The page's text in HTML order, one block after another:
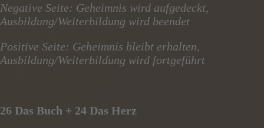
Negative Seite: Geheimnis wird aufgedeckt,
Ausbildung/Weiterbildung wird beendet
Positive Seite: Geheimnis bleibt erhalten,
Ausbildung/Weiterbildung wird fortgeführt
26 Das Buch + 24 Das Herz